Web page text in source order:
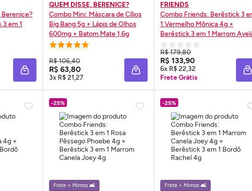
Berenice?
em 1
❯
ADICIONAR À SACOLA
QUEM DISSE, BERENICE?
Combo Mini: Máscara de Cílios
Big Bang 5g + Lápis de Olhos
600mg + Batom Mate 1,6g
R$ 106,40
R$ 63,80
3x R$ 21,27
COMPRE AGORA ❯
ADICIONAR À SACOLA
FRIENDS
Combo Friends: Berêstick 3
1 Vermelho Mônica 4g +
Berêstick 3 em 1 Marrom
R$ 179,80
R$ 133,90
6x R$ 22,32
Frete Grátis
COMPRE AGORA ❯
-25%
Frete + Mimos 🛋️
-25%
Frete + Mimos 🛋️